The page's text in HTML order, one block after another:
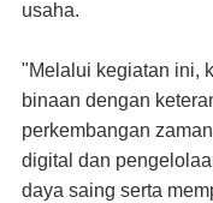
usaha.
"Melalui kegiatan ini,
binaan dengan
perkembangan
digital dan
daya saing serta